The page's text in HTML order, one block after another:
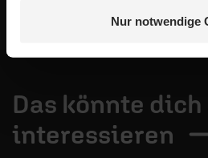
Nur notwendige
Das könnte dich
interessieren